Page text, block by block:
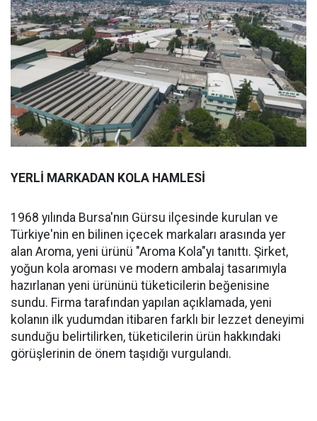
YERLİ MARKADAN KOLA HAMLESİ
1968 yılında Bursa'nın Gürsu ilçesinde kurulan ve
Türkiye'nin en bilinen içecek markaları arasında yer
alan Aroma, yeni ürünü "Aroma Kola"yı tanıttı. Şirket,
yoğun kola aroması ve modern ambalaj tasarımıyla
hazırlanan yeni ürününü tüketicilerin beğenisine
sundu. Firma tarafından yapılan açıklamada, yeni
kolanın ilk yudumdan itibaren farklı bir lezzet deneyimi
sunduğu belirtilirken, tüketicilerin ürün hakkındaki
görüşlerinin de önem taşıdığı vurgulandı.